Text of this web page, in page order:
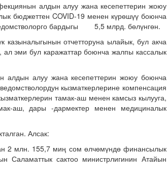
алдын алуу жана кесепеттерин жоюу
бюджеттен COVID-19 менен күрөшүү боюнча
бардыгы 5,5 млрд. бөлүнгөн.
казыналыгынын отчетторуна ылайык, бул акча
ал эми бул каражаттар боюнча жалпы кассалык
алдын алуу жана кесепеттерин жоюу боюнча
кызматкерлерине компенсация
тамак-аш менен камсыз кылууга,
аш, дары -дармектер менен медициналык
Алсак:
2 млн. 155,7 миң сом өлчөмүндө финансылык
Саламаттык сактоо министрлигинин Атайын